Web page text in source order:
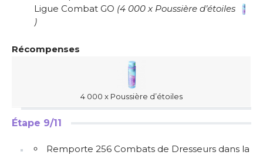
Ligue Combat GO (4 000 x Poussière d’étoiles
)
Récompenses
4 000 x Poussière d’étoiles
Étape 9/11
Remporte 256 Combats de Dresseurs dans la